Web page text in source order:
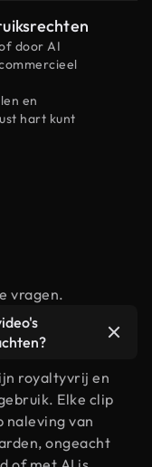
door AI
en
hart kunt
vragen.
royaltyvrij en
Elke clip
van
ongeacht